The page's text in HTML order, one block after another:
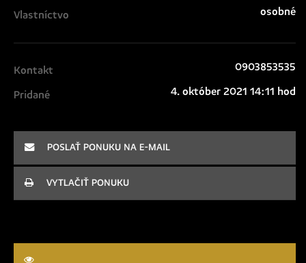
Vlastníctvo osobné
Kontakt 0903853535
Pridané 4. október 2021 14:11 hod
POSLAŤ PONUKU NA E-MAIL
VYTLAČIŤ PONUKU